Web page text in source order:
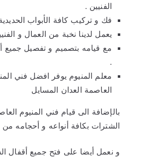
الفنيين .
فك و تركيب كافة الأبواب
يعمل لدينا نخبة من العمال و
مع قيامه بتصميم و تفصيل جميع
.
معلم المنيوم يوفر افضل فني
العاصمة العدان المسايل
بالإضافة الى قيام فني المنيوم
الشترات بكافة أنواعه و أحجامه
و نعمل أيضا على فتح جميع أقفال